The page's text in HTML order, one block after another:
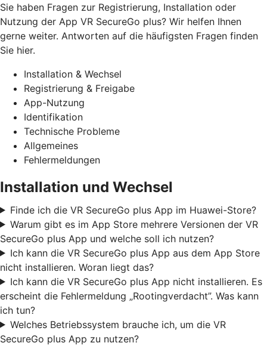
Sie haben Fragen zur Registrierung, Installation oder
Nutzung der App VR SecureGo plus? Wir helfen Ihnen
gerne weiter. Antworten auf die häufigsten Fragen finden
Sie hier.
Installation & Wechsel
Registrierung & Freigabe
App-Nutzung
Identifikation
Technische Probleme
Allgemeines
Fehlermeldungen
Installation und Wechsel
Finde ich die VR SecureGo plus App im Huawei-Store?
Warum gibt es im App Store mehrere Versionen der VR
SecureGo plus App und welche soll ich nutzen?
Ich kann die VR SecureGo plus App aus dem App Store
nicht installieren. Woran liegt das?
Ich kann die VR SecureGo plus App nicht installieren. Es
erscheint die Fehlermeldung „Rootingverdacht”. Was kann
ich tun?
Welches Betriebssystem brauche ich, um die VR
SecureGo plus App zu nutzen?